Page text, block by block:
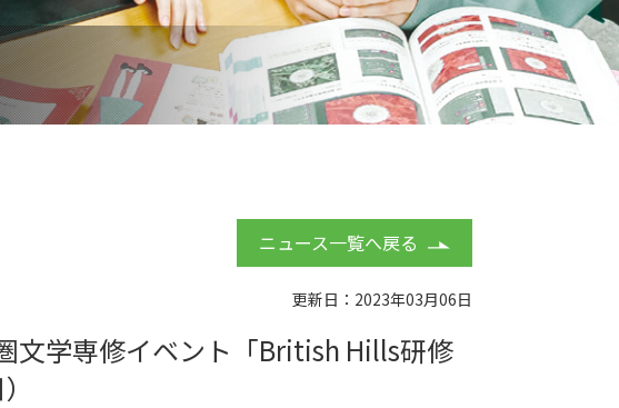
ニュース一覧へ戻る
更新日：2023年03月06日
文学専修イベント「British Hills研修